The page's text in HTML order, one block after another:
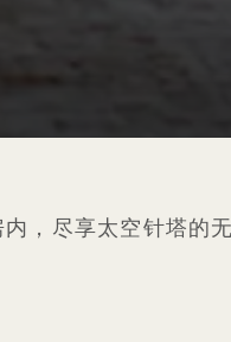
，尽享太空针塔的